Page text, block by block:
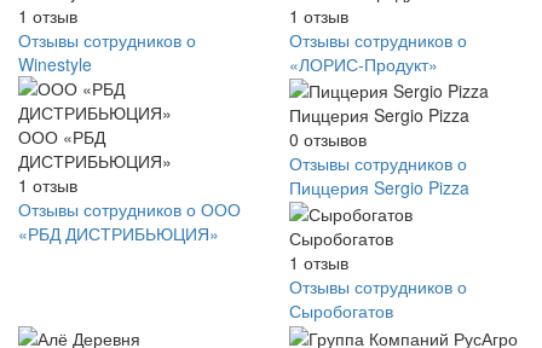
1 отзыв
Отзывы сотрудников о
Winestyle
1 отзыв
Отзывы сотрудников о
«ЛОРИС-Продукт»
ООО «РБД
ДИСТРИБЬЮЦИЯ»
1 отзыв
Отзывы сотрудников о ООО
«РБД ДИСТРИБЬЮЦИЯ»
Пиццерия Sergio Pizza
0 отзывов
Отзывы сотрудников о
Пиццерия Sergio Pizza
Сыробогатов
1 отзыв
Отзывы сотрудников о
Сыробогатов